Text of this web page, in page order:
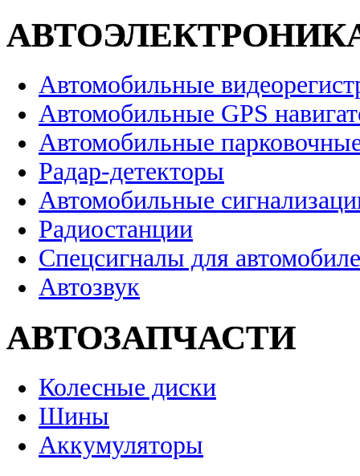
Автомобильные
Автомобильные GPS
Автомобильные
Радар-детекторы
Автомобильные
Радиостанции
Спецсигналы для
Автозвук
АВТОЗАПЧАСТИ
Колесные диски
Шины
Аккумуляторы